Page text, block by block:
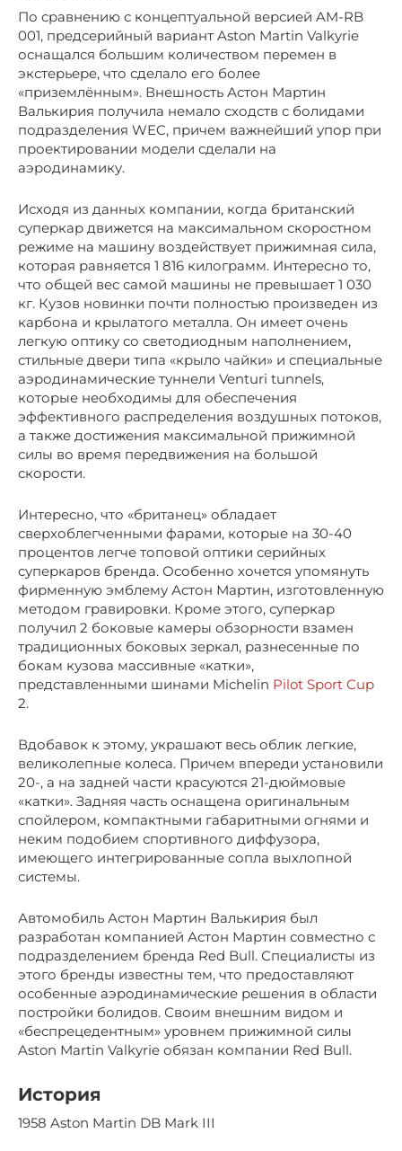
По сравнению с концептуальной версией AM-RB
001, предсерийный вариант Aston Martin Valkyrie
оснащался большим количеством перемен в
экстерьере, что сделало его более
«приземлённым». Внешность Астон Мартин
Валькирия получила немало сходств с болидами
подразделения WEC, причем важнейший упор при
проектировании модели сделали на
аэродинамику.
Исходя из данных компании, когда британский
суперкар движется на максимальном скоростном
режиме на машину воздействует прижимная сила,
которая равняется 1 816 килограмм. Интересно то,
что общей вес самой машины не превышает 1 030
кг. Кузов новинки почти полностью произведен из
карбона и крылатого металла. Он имеет очень
легкую оптику со светодиодным наполнением,
стильные двери типа «крыло чайки» и специальные
аэродинамические туннели Venturi tunnels,
которые необходимы для обеспечения
эффективного распределения воздушных потоков,
а также достижения максимальной прижимной
силы во время передвижения на большой
скорости.
Интересно, что «британец» обладает
сверхоблегченными фарами, которые на 30-40
процентов легче топовой оптики серийных
суперкаров бренда. Особенно хочется упомянуть
фирменную эмблему Астон Мартин, изготовленную
методом гравировки. Кроме этого, суперкар
получил 2 боковые камеры обзорности взамен
традиционных боковых зеркал, разнесенные по
бокам кузова массивные «катки»,
представленными шинами Michelin Pilot Sport Cup
2.
Вдобавок к этому, украшают весь облик легкие,
великолепные колеса. Причем впереди установили
20-, а на задней части красуются 21-дюймовые
«катки». Задняя часть оснащена оригинальным
спойлером, компактными габаритными огнями и
неким подобием спортивного диффузора,
имеющего интегрированные сопла выхлопной
системы.
Автомобиль Астон Мартин Валькирия был
разработан компанией Астон Мартин совместно с
подразделением бренда Red Bull. Специалисты из
этого бренды известны тем, что предоставляют
особенные аэродинамические решения в области
постройки болидов. Своим внешним видом и
«беспрецедентным» уровнем прижимной силы
Aston Martin Valkyrie обязан компании Red Bull.
История
1958 Aston Martin DB Mark III